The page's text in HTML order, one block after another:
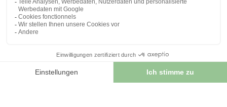
Sitemap
Unser Kräuterladen